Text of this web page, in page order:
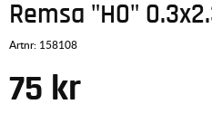
Remsa "H0"
Artnr: 158108
75 kr